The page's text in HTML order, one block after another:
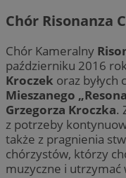
Chór Risonanza
Chór Kameralny
październiku 2016
Kroczek oraz byłych
Mieszanego
Grzegorza Kroczka.
z potrzeby
także z pragnienia
chórzystów, którzy
muzyczne i